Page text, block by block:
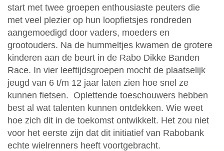
start met twee groepen enthousiaste peuters die
met veel plezier op hun loopfietsjes rondreden
aangemoedigd door vaders, moeders en
grootouders. Na de hummeltjes kwamen de grotere
kinderen aan de beurt in de Rabo Dikke Banden
Race. In vier leeftijdsgroepen mocht de plaatselijk
jeugd van 6 t/m 12 jaar laten zien hoe snel ze
kunnen fietsen. Oplettende toeschouwers hebben
best al wat talenten kunnen ontdekken. Wie weet
hoe zich dit in de toekomst ontwikkelt. Het zou niet
voor het eerste zijn dat dit initiatief van Rabobank
echte wielrenners heeft voortgebracht.